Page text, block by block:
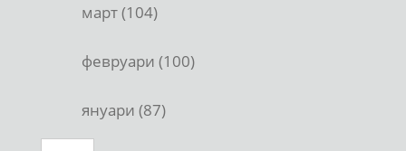
март (104)
февруари (100)
януари (87)